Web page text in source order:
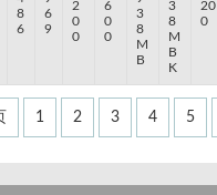
8
6
6
9
2
0
0
6
0
0
3
8
M
B
3
8
M
B
K
20
0
1 2 3 4 5